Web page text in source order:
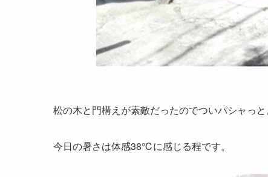
松の木と門構えが素敵だったのでついパシャっ
今日の暑さは体感38℃に感じる程です。